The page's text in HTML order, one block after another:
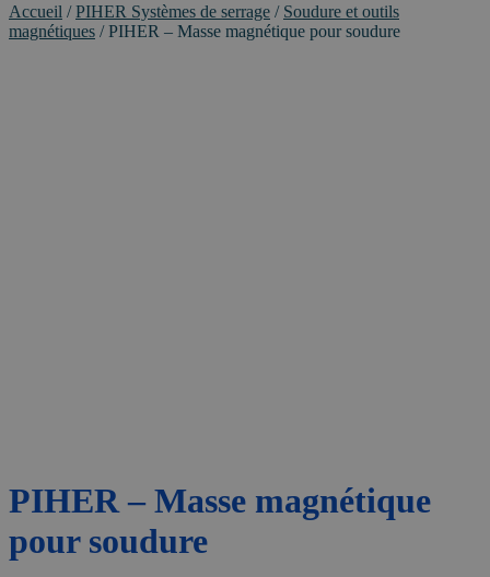
Accueil /PIHER Systèmes de serrage / Soudure et outils
magnétiques /PIHER – Masse magnétique pour soudure
PIHER – Masse magnétique
pour soudure